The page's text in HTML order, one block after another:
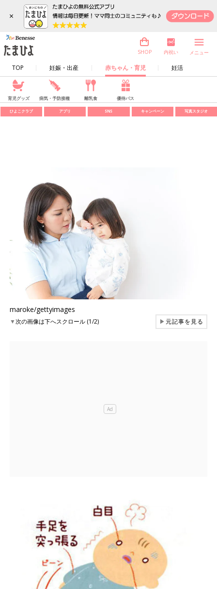
×
TOP 妊娠・出産 赤ちゃん・育児 妊活
SHOP 内祝い メニュー
育児グッズ 病気・予防接種 離乳食 優待パス
ひよこクラブ アプリ SNS キャンペーン 写真スタジオ
maroke/gettyimages
▼次の画像は下へスクロール (1/2) ▶元記事を見る